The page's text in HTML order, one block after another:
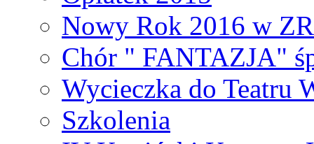
Nowy Rok 2016 w
Chór " FANTAZJA"
Wycieczka do Teatru
Szkolenia